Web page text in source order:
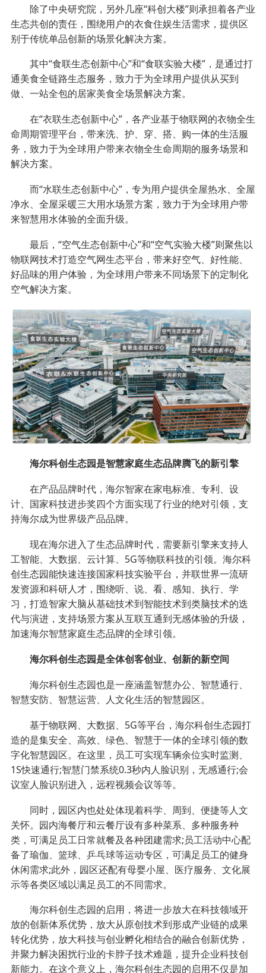
除了中央研究院，另外几座“科创大楼”则承担着各产业
生态共创的责任，围绕用户的衣食住娱生活需求，提供区
别于传统单品创新的场景化解决方案。
其中“食联生态创新中心”和“食联实验大楼”，是通过打
通美食全链路生态服务，致力于为全球用户提供从买到
做、一站全包的居家美食全场景解决方案。
在“衣联生态创新中心”，各产业基于物联网的衣物全生
命周期管理平台，带来洗、护、穿、搭、购一体的生活服
务，致力于为全球用户带来衣物全生命周期的服务场景和
解决方案。
而“水联生态创新中心”，专为用户提供全屋热水、全屋
净水、全屋采暖三大用水场景方案，致力于为全球用户带
来智慧用水体验的全面升级。
最后，“空气生态创新中心”和“空气实验大楼”则聚焦以
物联网技术打造空气网生态平台，带来好空气、好性能、
好品味的用户体验，为全球用户带来不同场景下的定制化
空气解决方案。
海尔科创生态园是智慧家庭生态品牌腾飞的新引擎
在产品品牌时代，海尔智家在家电标准、专利、设
计、国家科技进步奖四个方面实现了行业的绝对引领，支
持海尔成为世界级产品品牌。
现在海尔进入了生态品牌时代，需要新引擎来支持人
工智能、大数据、云计算、5G等物联科技的引领。海尔科
创生态园能快速连接国家科技实验平台，并联世界一流研
发资源和科研人才，围绕听、说、看、感知、执行、学
习，打造智家大脑从基础技术到智能技术到类脑技术的迭
代与演进，支持场景方案从互联互通到无感体验的升级，
加速海尔智慧家庭生态品牌的全球引领。
海尔科创生态园是全体创客创业、创新的新空间
海尔科创生态园也是一座涵盖智慧办公、智慧通行、
智慧安防、智慧运营、人文化生活的智慧园区。
基于物联网、大数据、5G等平台，海尔科创生态园打
造的是集安全、高效、绿色、智慧于一体的全球引领的数
字化智慧园区。在这里，员工可实现车辆余位实时监测、
1S快速通行;智慧门禁系统0.3秒内人脸识别，无感通行;会
议室人脸识别进入，远程视频会议等等。
同时，园区内也处处体现着科学、周到、便捷等人文
关怀。园内海餐厅和云餐厅设有多种菜系、多种服务种
类，可满足员工日常就餐及各种团建需求;员工活动中心配
备了瑜伽、篮球、乒乓球等运动专区，可满足员工的健身
休闲需求;此外，园区还配有母婴小屋、医疗服务、文化展
示等各类区域以满足员工的不同需求。
海尔科创生态园的启用，将进一步放大在科技领域开
放的创新体系优势，放大从原创技术到形成产业链的成果
转化优势，放大科技与创业孵化相结合的融合创新优势，
并聚力解决困扰行业的卡脖子技术难题，提升企业科技创
新能力。在这个意义上，海尔科创生态园的启用不仅是加